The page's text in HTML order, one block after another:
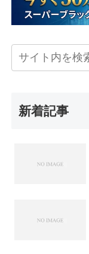
新着記事